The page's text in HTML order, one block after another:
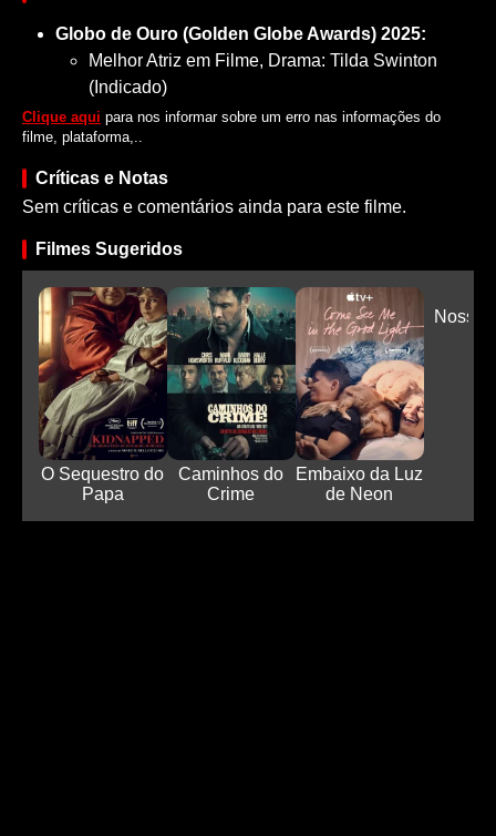
Globo de Ouro (Golden Globe Awards) 2025:
Melhor Atriz em Filme, Drama: Tilda Swinton
(Indicado)
Clique aqui para nos informar sobre um erro nas informações do
filme, plataforma,..
Críticas e Notas
Sem críticas e comentários ainda para este filme.
Filmes Sugeridos
O Sequestro do
Papa
Caminhos do
Crime
Embaixo da Luz
de Neon
Nosso